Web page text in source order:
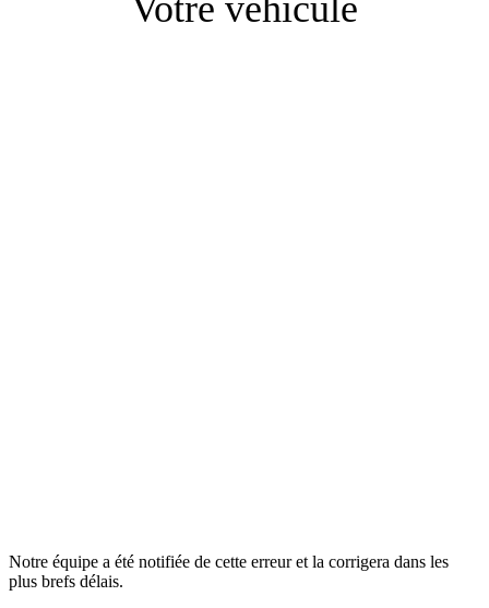
Votre véhicule
Notre équipe a été notifiée de cette erreur et la corrigera dans les
plus brefs délais.